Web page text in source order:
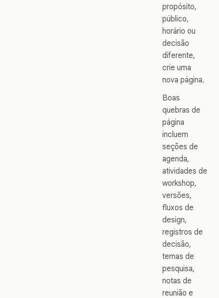
propósito,
público,
horário ou
decisão
diferente,
crie uma
nova página.
Boas
quebras de
página
incluem
seções de
agenda,
atividades de
workshop,
versões,
fluxos de
design,
registros de
decisão,
temas de
pesquisa,
notas de
reunião e